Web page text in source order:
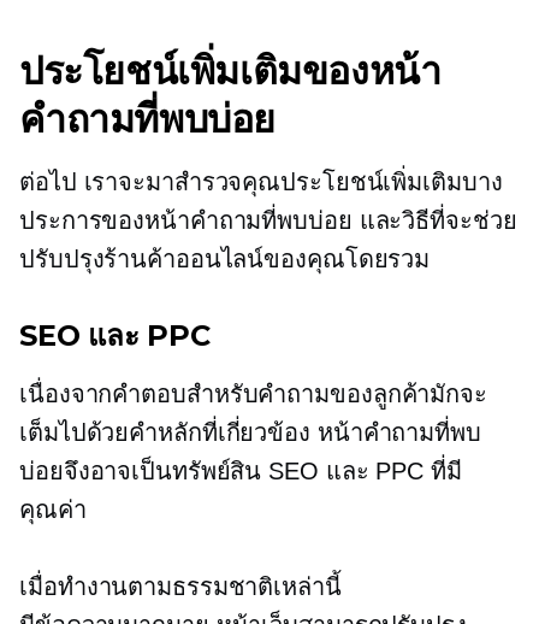
ประโยชน์เพิ่มเติมของหน้า
คำถามที่พบบ่อย
ต่อไป เราจะมาสำรวจคุณประโยชน์เพิ่มเติมบาง
ประการของหน้าคำถามที่พบบ่อย และวิธีที่จะช่วย
ปรับปรุงร้านค้าออนไลน์ของคุณโดยรวม
SEO และ PPC
เนื่องจากคำตอบสำหรับคำถามของลูกค้ามักจะ
เต็มไปด้วยคำหลักที่เกี่ยวข้อง หน้าคำถามที่พบ
บ่อยจึงอาจเป็นทรัพย์สิน SEO และ PPC ที่มี
คุณค่า
เมื่อทำงานตามธรรมชาติเหล่านี้